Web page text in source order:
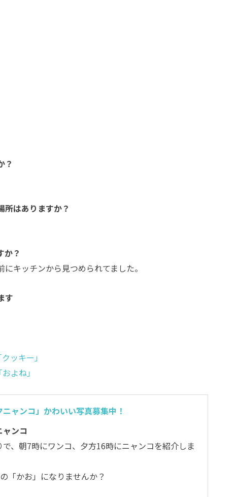
？
はありますか？
か？
キッチンから見つめられてました。
す
ッキー」
よね」
ニャンコ」かわいい写真募集中！
ャンコ
で、朝7時にワンコ、夕方16時にニャンコを紹介しま
「かお」になりませんか？